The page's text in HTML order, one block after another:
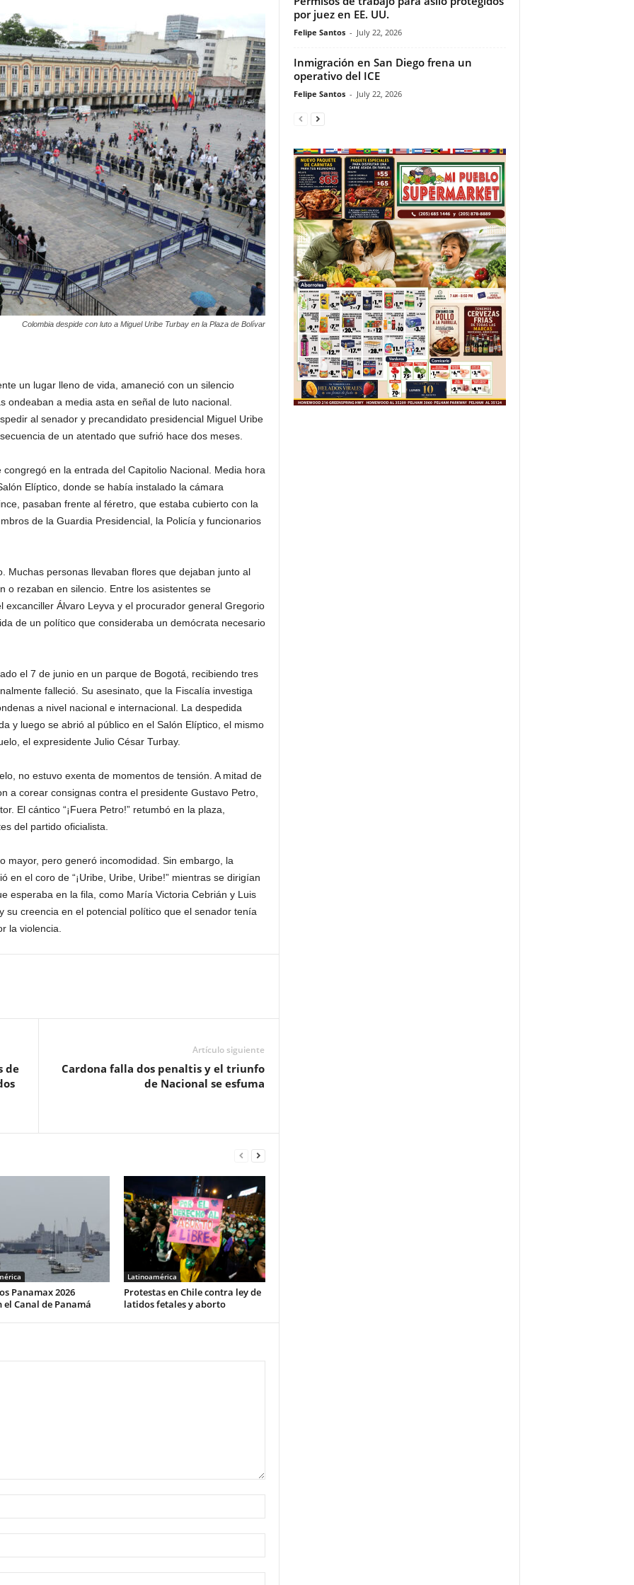
Colombia despide con luto a Miguel Uribe Turbay en la Plaza de Bolívar
un lugar lleno de vida, amaneció con un silencio
ondeaban a media asta en señal de luto nacional.
al senador y precandidato presidencial Miguel Uribe
de un atentado que sufrió hace dos meses.
en la entrada del Capitolio Nacional. Media hora
Elíptico, donde se había instalado la cámara
pasaban frente al féretro, que estaba cubierto con la
de la Guardia Presidencial, la Policía y funcionarios
Muchas personas llevaban flores que dejaban junto al
o rezaban en silencio. Entre los asistentes se
Álvaro Leyva y el procurador general Gregorio
de un político que consideraba un demócrata necesario
el 7 de junio en un parque de Bogotá, recibiendo tres
falleció. Su asesinato, que la Fiscalía investiga
a nivel nacional e internacional. La despedida
y luego se abrió al público en el Salón Elíptico, el mismo
el expresidente Julio César Turbay.
no estuvo exenta de momentos de tensión. A mitad de
a corear consignas contra el presidente Gustavo Petro,
El cántico “¡Fuera Petro!” retumbó en la plaza,
del partido oficialista.
mayor, pero generó incomodidad. Sin embargo, la
en el coro de “¡Uribe, Uribe, Uribe!” mientras se dirigían
esperaba en la fila, como María Victoria Cebrián y Luis
su creencia en el potencial político que el senador tenía
la violencia.
de
Artículo siguiente
Cardona falla dos penaltis y el triunfo
de Nacional se esfuma
Panamax 2026
Canal de Panamá
Latinoamérica
Protestas en Chile contra ley de
latidos fetales y aborto
por juez en EE. UU.
Felipe Santos - July 22, 2026
Inmigración en San Diego frena un
operativo del ICE
Felipe Santos - July 22, 2026